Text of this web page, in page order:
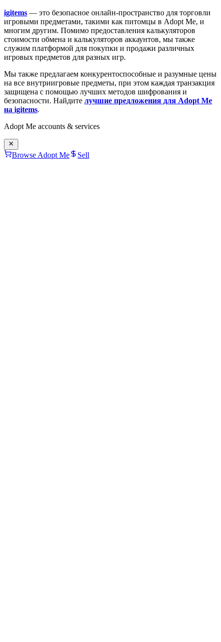
igitems — это безопасное онлайн-пространство для торговли
игровыми предметами, такими как питомцы в Adopt Me, и
многим другим. Помимо предоставления калькуляторов
стоимости обмена и калькуляторов аккаунтов, мы также
служим платформой для покупки и продажи различных
игровых предметов для разных игр.
Мы также предлагаем конкурентоспособные и разумные цены
на все внутриигровые предметы, при этом каждая транзакция
защищена с помощью лучших методов шифрования и
безопасности. Найдите лучшие предложения для Adopt Me
на igitems.
Adopt Me accounts & services
Browse Adopt Me Sell